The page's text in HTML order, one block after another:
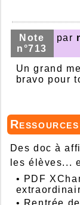
Note
n°713
par
Un grand
bravo pour
Ressources
Des doc à
les élèves...
• PDF
• Rentrée